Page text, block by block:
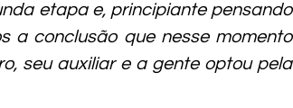
etapa e, principiante pensando
a conclusão que nesse momento
seu auxiliar e a gente optou pela